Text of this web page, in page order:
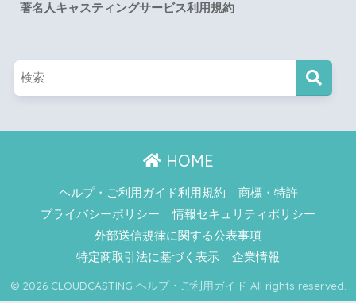
著名人キャスティングサービス利用規約
HOME
ヘルプ・ご利用ガイド利用規約
商標・特許
プライバシーポリシー
情報セキュリティポリシー
外部送信規律に関する公表事項
特定商取引法に基づく表示
企業情報
© 2026 CLOUDCASTING ヘルプ・ご利用ガイド All rights reserved.